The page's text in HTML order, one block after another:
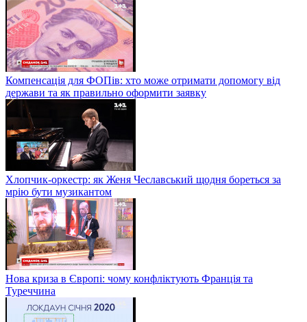
Компенсація для ФОПів: хто може отримати допомогу від
держави та як правильно оформити заявку
Хлопчик-оркестр: як Женя Чеславський щодня бореться за
мрію бути музикантом
Нова криза в Європі: чому конфліктують Франція та
Туреччина